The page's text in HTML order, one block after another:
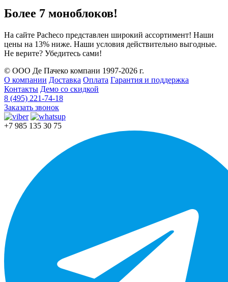
Более 7 моноблоков!
На сайте Pacheco представлен широкий ассортимент! Наши
цены на 13% ниже. Наши условия действительно выгодные.
Не верите? Убедитесь сами!
© ООО Де Пачеко компани 1997-2026 г.
О компании Доставка Оплата Гарантия и поддержка
Контакты Демо со скидкой
8 (495) 221-74-18
Заказать звонок
+7 985 135 30 75